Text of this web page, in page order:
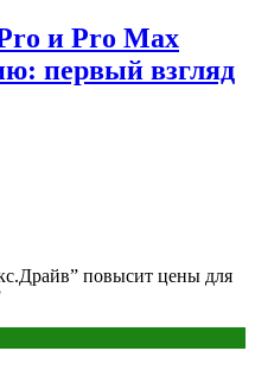
и Pro Max
первый взгляд
повысит цены для